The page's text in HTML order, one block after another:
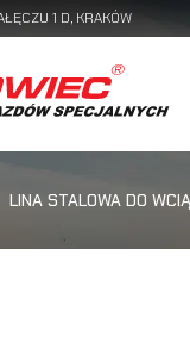
1 D, KRAKÓW
LINA STALOWA DO